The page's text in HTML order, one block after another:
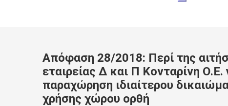
Απόφαση 28/2018: Περί της
εταιρείας Δ και Π Κονταρίνη Ο.Ε.
παραχώρηση ιδιαίτερου
χρήσης χώρου ορθή